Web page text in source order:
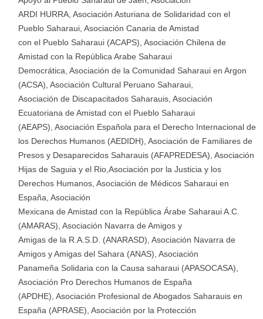
ARDI HURRA, Asociación Asturiana de Solidaridad con el
Pueblo Saharaui, Asociación Canaria de Amistad
con el Pueblo Saharaui (ACAPS), Asociación Chilena de
Amistad con la República Arabe Saharaui
Democrática, Asociación de la Comunidad Saharaui en Argon
(ACSA), Asociación Cultural Peruano Saharaui,
Asociación de Discapacitados Saharauis, Asociación
Ecuatoriana de Amistad con el Pueblo Saharaui
(AEAPS), Asociación Española para el Derecho Internacional de
los Derechos Humanos (AEDIDH), Asociación de Familiares de
Presos y Desaparecidos Saharauis (AFAPREDESA), Asociación
Hijas de Saguia y el Rio,Asociación por la Justicia y los
Derechos Humanos, Asociación de Médicos Saharaui en
España, Asociación
Mexicana de Amistad con la República Árabe Saharaui A.C.
(AMARAS), Asociación Navarra de Amigos y
Amigas de la R.A.S.D. (ANARASD), Asociación Navarra de
Amigos y Amigas del Sahara (ANAS), Asociación
Panameña Solidaria con la Causa saharaui (APASOCASA),
Asociación Pro Derechos Humanos de España
(APDHE), Asociación Profesional de Abogados Saharauis en
España (APRASE), Asociación por la Protección